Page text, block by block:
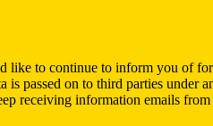
to continue to inform you of
passed on to third parties under
receiving information emails from